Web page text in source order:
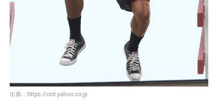
出典： https://ord.yahoo.co.jp